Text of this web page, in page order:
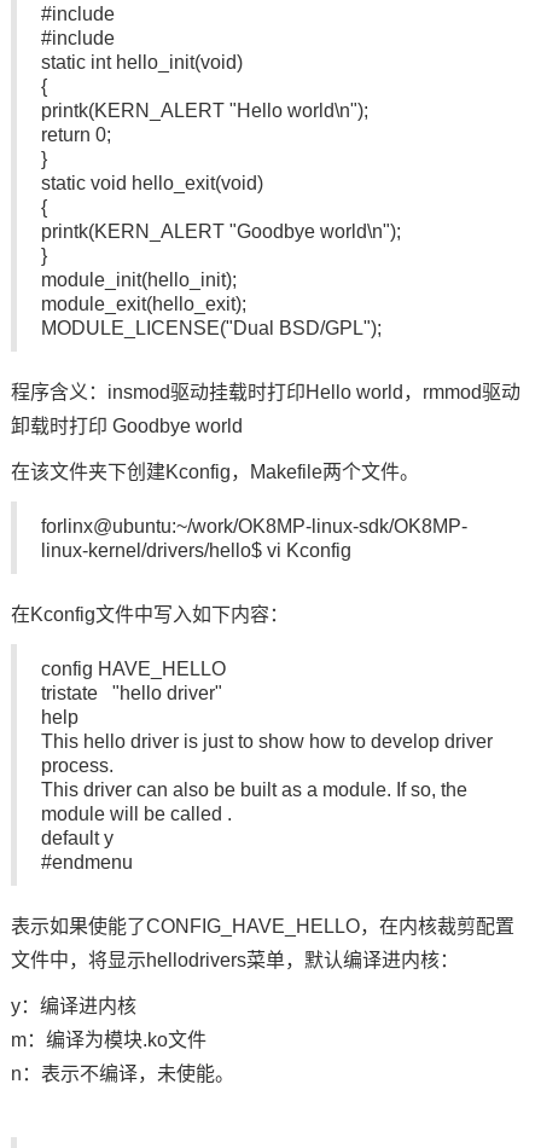
#include
#include
static int hello_init(void)
{
printk(KERN_ALERT "Hello world\n");
return 0;
}
static void hello_exit(void)
{
printk(KERN_ALERT "Goodbye world\n");
}
module_init(hello_init);
module_exit(hello_exit);
MODULE_LICENSE("Dual BSD/GPL");
程序含义：insmod驱动挂载时打印Hello world，rmmod驱动
卸载时打印 Goodbye world
在该文件夹下创建Kconfig，Makefile两个文件。
forlinx@ubuntu:~/work/OK8MP-linux-sdk/OK8MP-
linux-kernel/drivers/hello$ vi Kconfig
在Kconfig文件中写入如下内容：
config HAVE_HELLO
tristate "hello driver"
help
This hello driver is just to show how to develop driver
process.
This driver can also be built as a module. If so, the
module will be called .
default y
#endmenu
表示如果使能了CONFIG_HAVE_HELLO，在内核裁剪配置
文件中，将显示hellodrivers菜单，默认编译进内核：
y：编译进内核
m：编译为模块.ko文件
n：表示不编译，未使能。